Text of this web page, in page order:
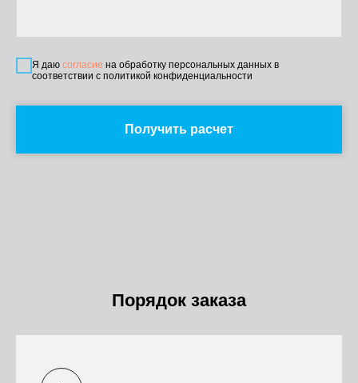
Я даю согласие на обработку персональных данных в
соответствии с политикой конфиденциальности
Получить расчет
Порядок заказа